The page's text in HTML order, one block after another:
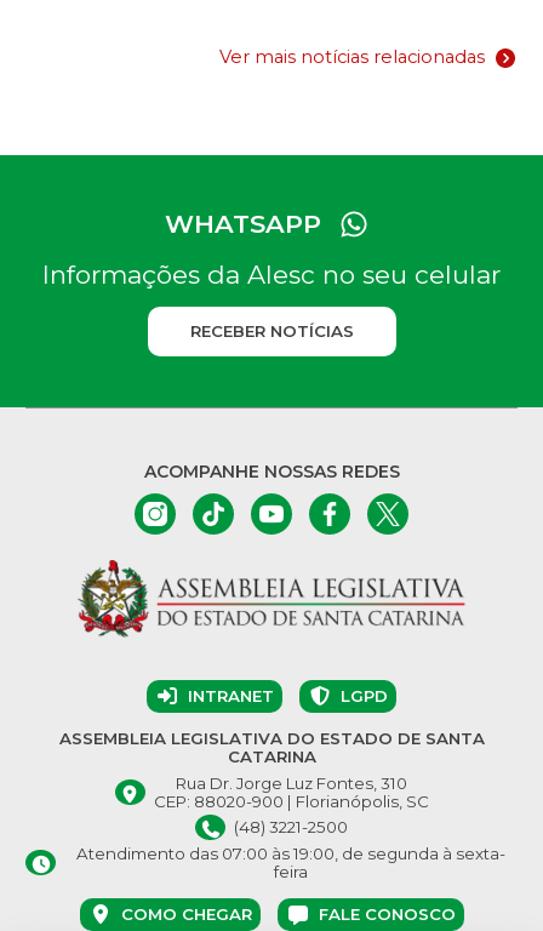
Ver mais notícias relacionadas
WHATSAPP
Informações da Alesc no seu celular
RECEBER NOTÍCIAS
ACOMPANHE NOSSAS REDES
INTRANET LGPD
ASSEMBLEIA LEGISLATIVA DO ESTADO DE SANTA
CATARINA
Rua Dr. Jorge Luz Fontes, 310
CEP: 88020-900 | Florianópolis, SC
(48) 3221-2500
Atendimento das 07:00 às 19:00, de segunda à sexta-
feira
COMO CHEGAR FALE CONOSCO